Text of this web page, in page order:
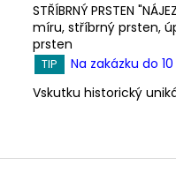
STŘÍBRNÝ PRSTEN
míru, stříbrný prsten,
prsten
TIP
Na zakázku do
Vskutku historický